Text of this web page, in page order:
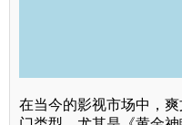
在当今的影视市场中，